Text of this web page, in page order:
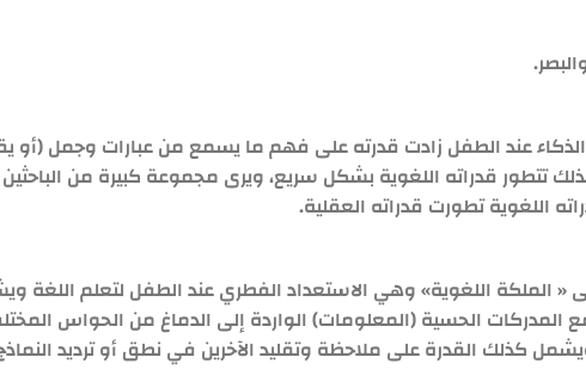
عند الطفل زادت قدرته على فهم ما يسمع من عبارات وجمل (أو
تتطور قدراته اللغوية بشكل سريع، ويرى مجموعة كبيرة من
اللغوية تطورت قدراته العقلية.
اللغوية» وهي الاستعداد الفطري عند الطفل لتعلم اللغة
المدركات الحسية (المعلومات) الواردة إلى الدماغ من الحواس
كذلك القدرة على ملاحظة وتقليد الآخرين في نطق أو ترديد